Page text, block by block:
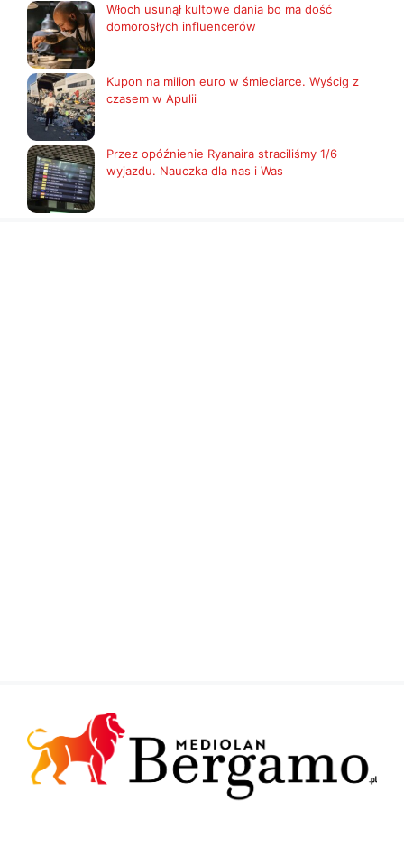
Włoch usunął kultowe dania bo ma dość
domorosłych influencerów
Kupon na milion euro w śmieciarce. Wyścig z
czasem w Apulii
Przez opóźnienie Ryanaira straciliśmy 1/6
wyjazdu. Nauczka dla nas i Was